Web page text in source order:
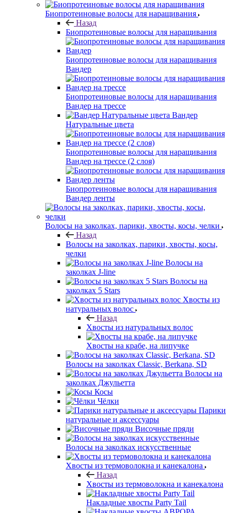
Биопротеиновые волосы для наращивания
Назад
Биопротеиновые волосы для наращивания
Биопротеиновые волосы для наращивания
Вандер
Биопротеиновые волосы для наращивания
Вандер на трессе
Вандер
Натуральные цвета
Биопротеиновые волосы для наращивания
Вандер на трессе (2 слоя)
Биопротеиновые волосы для наращивания
Вандер ленты
Волосы на заколках, парики, хвосты, косы, челки
Назад
Волосы на заколках, парики, хвосты, косы,
челки
Волосы на
заколках J-line
Волосы на
заколках 5 Stars
Хвосты из
натуральных волос
Назад
Хвосты из натуральных волос
Хвосты на крабе, на липучке
Волосы на заколках Classic, Berkana, SD
Волосы на
заколках Джульетта
Косы
Чёлки
Парики
натуральные и аксессуары
Височные пряди
Волосы на заколках искусственные
Хвосты из термоволокна и канекалона
Назад
Хвосты из термоволокна и канекалона
Накладные хвосты Party Tail